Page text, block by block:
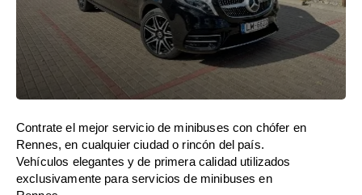
Contrate el mejor servicio de minibuses con chófer en
Rennes, en cualquier ciudad o rincón del país.
Vehículos elegantes y de primera calidad utilizados
exclusivamente para servicios de minibuses en